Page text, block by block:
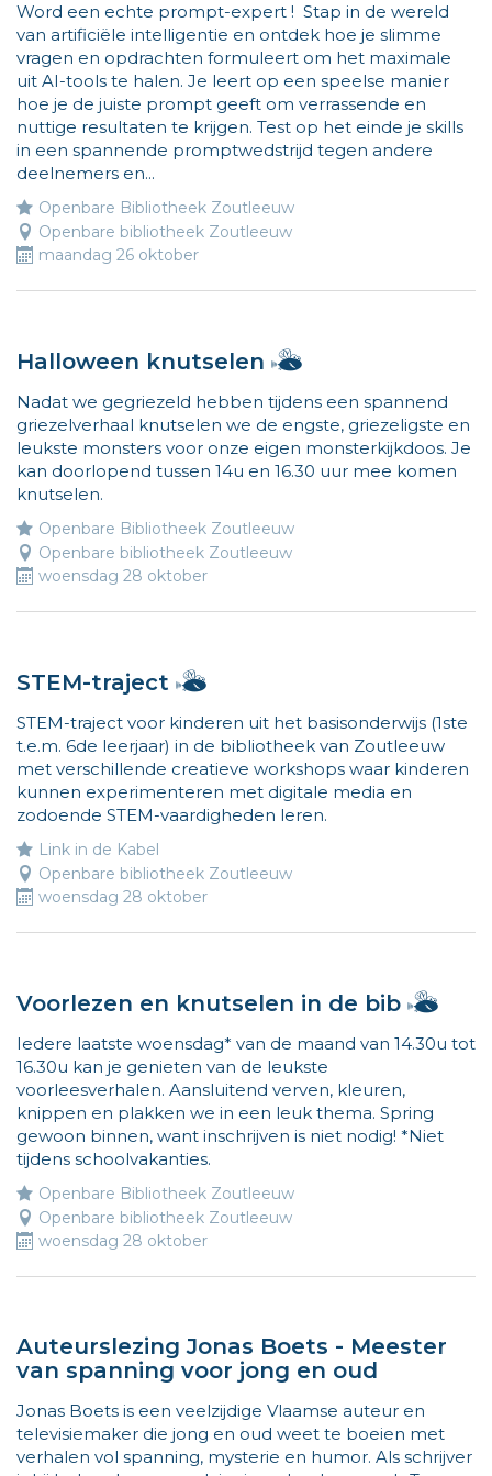
ben
Vlieg
en
ik
wijs
de
weg
naar
leuke
activiteiten
voor
kinderen.
op
Word een echte prompt-expert ! Stap in de wereld
van artificiële intelligentie en ontdek hoe je slimme
vragen en opdrachten formuleert om het maximale
uit AI-tools te halen. Je leert op een speelse manier
hoe je de juiste prompt geeft om verrassende en
nuttige resultaten te krijgen. Test op het einde je skills
in een spannende promptwedstrijd tegen andere
deelnemers en...
Openbare Bibliotheek Zoutleeuw
Openbare bibliotheek Zoutleeuw
maandag 26 oktober
Halloween knutselen
Hallo,
ben
Vlieg
en
ik
info
op
Nadat we gegriezeld hebben tijdens een spannend
griezelverhaal knutselen we de engste, griezeligste en
leukste monsters voor onze eigen monsterkijkdoos. Je
kan doorlopend tussen 14u en 16.30 uur mee komen
knutselen.
Openbare Bibliotheek Zoutleeuw
Openbare bibliotheek Zoutleeuw
woensdag 28 oktober
STEM-traject
Hallo,
ben
Vlieg
en
ik
wijs
weg
naar
kinderen.
Meer
info
op
www.vliegjemee.be!
STEM-traject voor kinderen uit het basisonderwijs (1ste
t.e.m. 6de leerjaar) in de bibliotheek van Zoutleeuw
met verschillende creatieve workshops waar kinderen
kunnen experimenteren met digitale media en
zodoende STEM-vaardigheden leren.
Link in de Kabel
Openbare bibliotheek Zoutleeuw
woensdag 28 oktober
Voorlezen en knutselen in de bib
ben
wijs
Iedere laatste woensdag* van de maand van 14.30u tot
16.30u kan je genieten van de leukste
voorleesverhalen. Aansluitend verven, kleuren,
knippen en plakken we in een leuk thema. Spring
gewoon binnen, want inschrijven is niet nodig! *Niet
tijdens schoolvakanties.
Openbare Bibliotheek Zoutleeuw
Openbare bibliotheek Zoutleeuw
woensdag 28 oktober
Auteurslezing Jonas Boets - Meester
van spanning voor jong en oud
Jonas Boets is een veelzijdige Vlaamse auteur en
televisiemaker die jong en oud weet te boeien met
verhalen vol spanning, mysterie en humor. Als schrijver